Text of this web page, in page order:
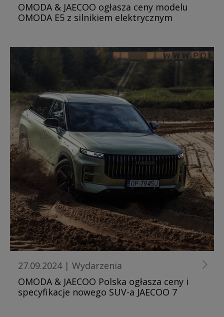
OMODA & JAECOO ogłasza ceny modelu
OMODA E5 z silnikiem elektrycznym
27.09.2024 | Wydarzenia
OMODA & JAECOO Polska ogłasza ceny i
specyfikacje nowego SUV-a JAECOO 7